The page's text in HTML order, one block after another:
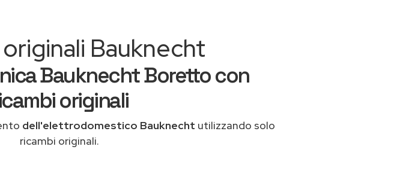
Bauknecht
Bauknecht Boretto con
originali
dell'elettrodomestico Bauknecht utilizzando solo
ricambi originali.